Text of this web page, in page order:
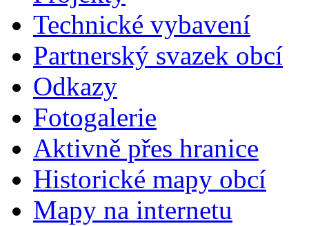
Technické vybavení
Partnerský svazek obcí
Odkazy
Fotogalerie
Aktivně přes hranice
Historické mapy obcí
Mapy na internetu